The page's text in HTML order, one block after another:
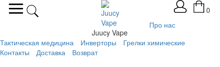
Juucy Vape
0
Про нас
Тактическая медицина
Инверторы
Грелки химические
Контакты
Доставка Возврат